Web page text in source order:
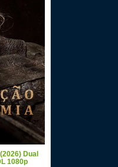
Dual
1080p